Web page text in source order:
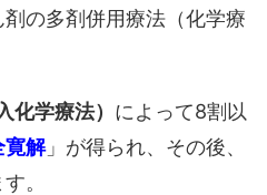
の多剤併用療法（化学療
化学療法） によって8割以
寛解」が得られ、その後、
。